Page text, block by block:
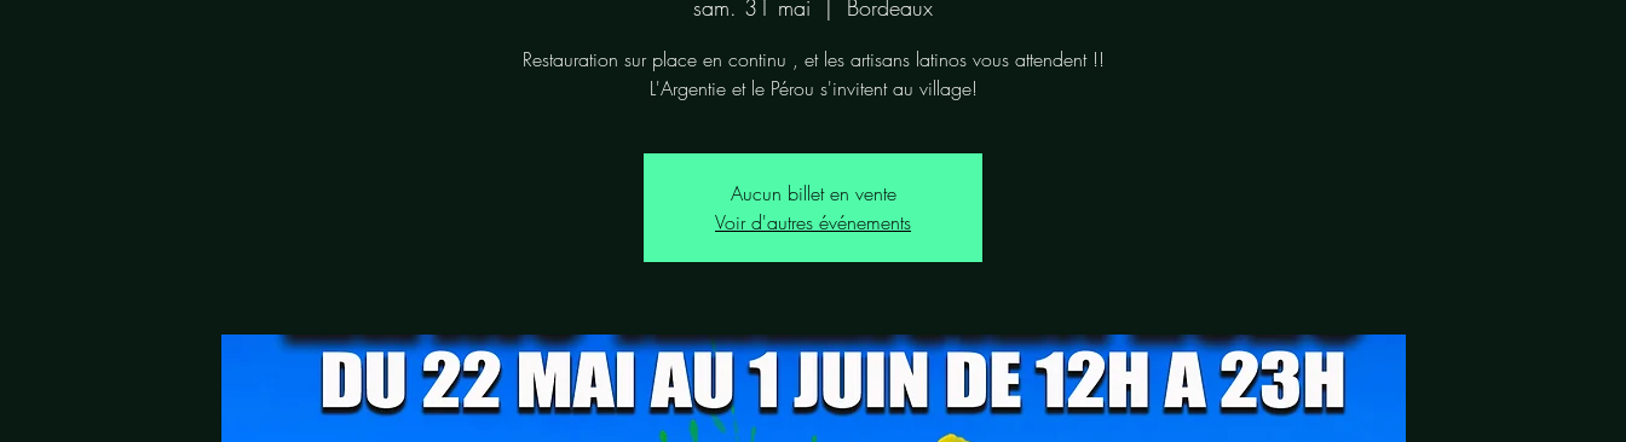
sam. 31 mai
  |
Bordeaux
Restauration sur place en continu , et les artisans latinos vous attendent !!
L'Argentie et le Pérou s'invitent au village!
Aucun billet en vente
Voir d'autres événements